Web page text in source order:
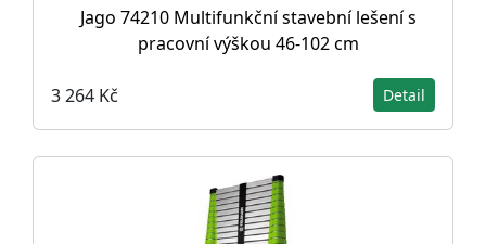
Jago 74210 Multifunkční stavební lešení s
pracovní výškou 46-102 cm
3 264 Kč Detail